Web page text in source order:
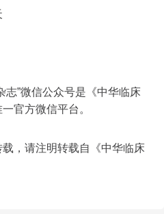
志”微信公众号是《中华临床
官方微信平台。
，请注明转载自《中华临床